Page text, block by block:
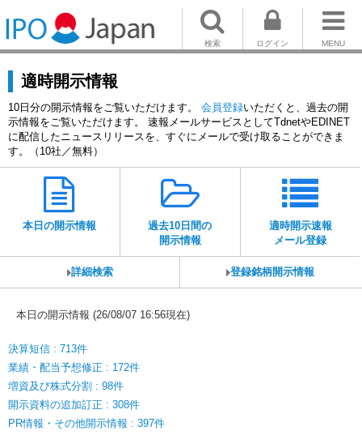
MENU
ログイン
検索
適時開示情報
10日分の開示情報をご覧いただけます。 会員登録いただくと、過去の開
示情報をご覧いただけます。 速報メールサービスとしてTdnetやEDINET
に配信したニュースリリースを、すぐにメールで受け取ることができま
す。（10社／無料）
本日の開示情報
過去10日間の
開示情報
適時開示速報
メール登録
詳細検索 登録銘柄開示情報
本日の開示情報 (26/08/07 16:56現在)
決算短信 : 713件
業績・配当予想修正 : 172件
増資及び株式分割 : 98件
開示資料の追加訂正 : 308件
PR情報・その他開示情報 : 397件